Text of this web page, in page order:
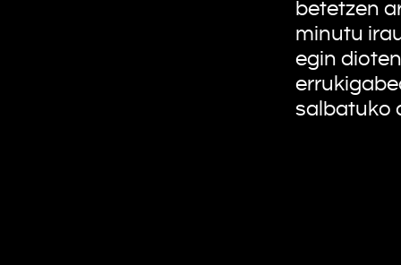
betetzen
minutu
egin
salbatuko